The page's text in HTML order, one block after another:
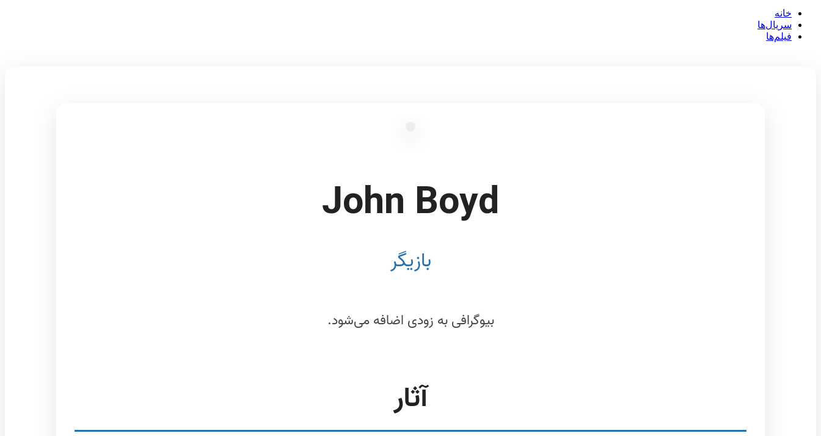
خانه
سریال‌ها
فیلم‌ها
John Boyd
بازیگر
بیوگرافی به زودی اضافه می‌شود.
آثار